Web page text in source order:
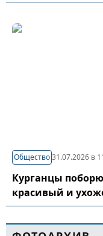
Общество31.07.2026 в
Курганцы
красивый и